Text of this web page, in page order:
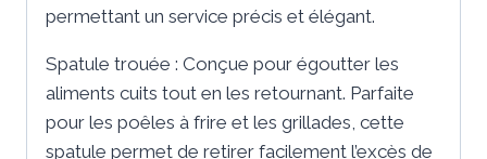
permettant un service précis et élégant.
Spatule trouée : Conçue pour égoutter les
aliments cuits tout en les retournant. Parfaite
pour les poêles à frire et les grillades, cette
spatule permet de retirer facilement l’excès de